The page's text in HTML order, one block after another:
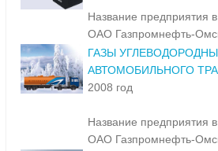
Название предприятия в
ОАО Газпромнефть-
ГАЗЫ
АВТОМОБИЛЬНОГО
2008 год
Название предприятия в
ОАО Газпромнефть-